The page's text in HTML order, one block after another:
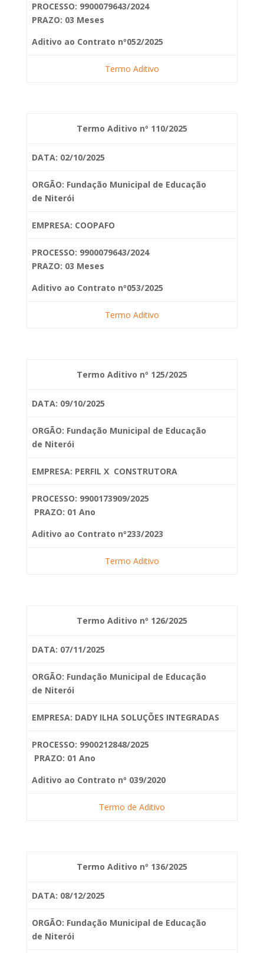
PROCESSO: 9900079643/2024
PRAZO: 03 Meses
Aditivo ao Contrato nº052/2025
Termo Aditivo
Termo Aditivo nº 110/2025
DATA: 02/10/2025
ORGÃO: Fundação Municipal de Educação
de Niterói
EMPRESA: COOPAFO
PROCESSO: 9900079643/2024
PRAZO: 03 Meses
Aditivo ao Contrato nº053/2025
Termo Aditivo
Termo Aditivo nº 125/2025
DATA: 09/10/2025
ORGÃO: Fundação Municipal de Educação
de Niterói
EMPRESA: PERFIL X CONSTRUTORA
PROCESSO: 9900173909/2025
PRAZO: 01 Ano
Aditivo ao Contrato nº233/2023
Termo Aditivo
Termo Aditivo nº 126/2025
DATA: 07/11/2025
ORGÃO: Fundação Municipal de Educação
de Niterói
EMPRESA: DADY ILHA SOLUÇÕES INTEGRADAS
PROCESSO: 9900212848/2025
PRAZO: 01 Ano
Aditivo ao Contrato nº 039/2020
Termo de Aditivo
Termo Aditivo nº 136/2025
DATA: 08/12/2025
ORGÃO: Fundação Municipal de Educação
de Niterói